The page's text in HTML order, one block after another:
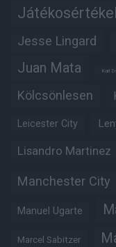
Jesse Lingard
Juan Mata Karl
Kölcsönlesen
Leicester City
Lisandro Martinez
Manchester City
Manuel Ugarte
Marcel Sabitzer